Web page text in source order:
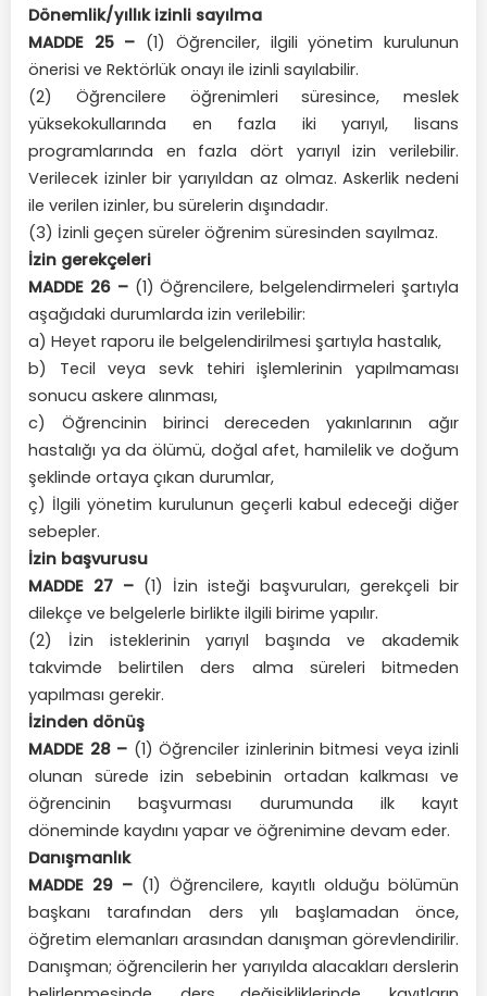
Dönemlik/yıllık izinli sayılma
MADDE 25 – (1) Öğrenciler, ilgili yönetim kurulunun
önerisi ve Rektörlük onayı ile izinli sayılabilir.
(2) Öğrencilere öğrenimleri süresince, meslek
yüksekokullarında en fazla iki yarıyıl, lisans
programlarında en fazla dört yarıyıl izin verilebilir.
Verilecek izinler bir yarıyıldan az olmaz. Askerlik nedeni
ile verilen izinler, bu sürelerin dışındadır.
(3) İzinli geçen süreler öğrenim süresinden sayılmaz.
İzin gerekçeleri
MADDE 26 – (1) Öğrencilere, belgelendirmeleri şartıyla
aşağıdaki durumlarda izin verilebilir:
a) Heyet raporu ile belgelendirilmesi şartıyla hastalık,
b) Tecil veya sevk tehiri işlemlerinin yapılmaması
sonucu askere alınması,
c) Öğrencinin birinci dereceden yakınlarının ağır
hastalığı ya da ölümü, doğal afet, hamilelik ve doğum
şeklinde ortaya çıkan durumlar,
ç) İlgili yönetim kurulunun geçerli kabul edeceği diğer
sebepler.
İzin başvurusu
MADDE 27 – (1) İzin isteği başvuruları, gerekçeli bir
dilekçe ve belgelerle birlikte ilgili birime yapılır.
(2) İzin isteklerinin yarıyıl başında ve akademik
takvimde belirtilen ders alma süreleri bitmeden
yapılması gerekir.
İzinden dönüş
MADDE 28 – (1) Öğrenciler izinlerinin bitmesi veya izinli
olunan sürede izin sebebinin ortadan kalkması ve
öğrencinin başvurması durumunda ilk kayıt
döneminde kaydını yapar ve öğrenimine devam eder.
Danışmanlık
MADDE 29 – (1) Öğrencilere, kayıtlı olduğu bölümün
başkanı tarafından ders yılı başlamadan önce,
öğretim elemanları arasından danışman görevlendirilir.
Danışman; öğrencilerin her yarıyılda alacakları derslerin